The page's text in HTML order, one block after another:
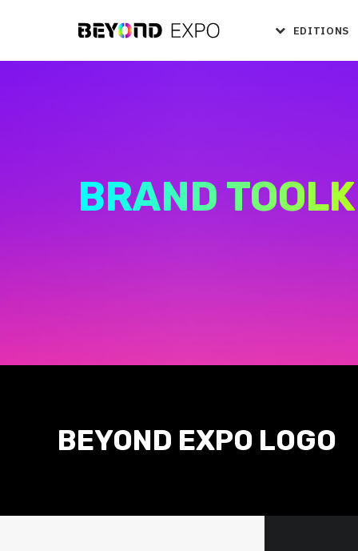
EDITIONS
BRAND
BEYOND EXPO LOGO